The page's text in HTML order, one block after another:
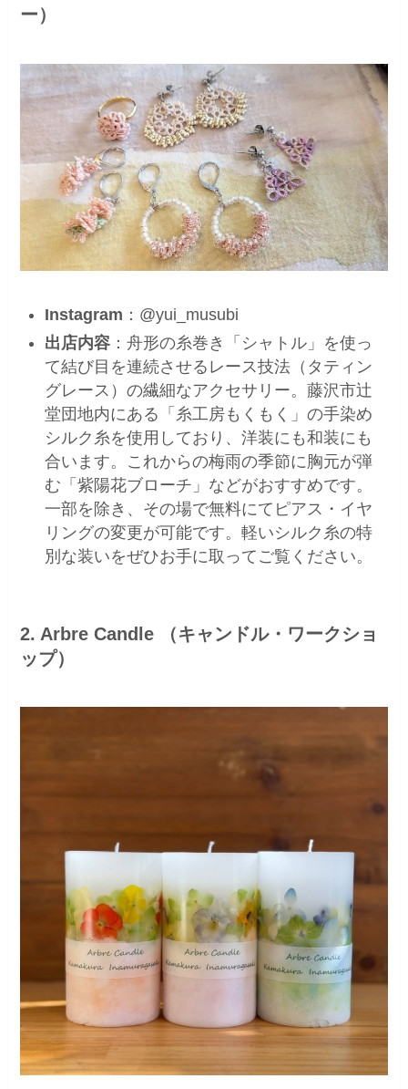
ー）
Instagram ：@yui_musubi
出店内容 ：舟形の糸巻き「シャトル」を使っ
て結び目を連続させるレース技法（タティン
グレース）の繊細なアクセサリー。藤沢市辻
堂団地内にある「糸工房もくもく」の手染め
シルク糸を使用しており、洋装にも和装にも
合います。これからの梅雨の季節に胸元が弾
む「紫陽花ブローチ」などがおすすめです。
一部を除き、その場で無料にてピアス・イヤ
リングの変更が可能です。軽いシルク糸の特
別な装いをぜひお手に取ってご覧ください。
2. Arbre Candle （キャンドル・ワークショ
ップ）